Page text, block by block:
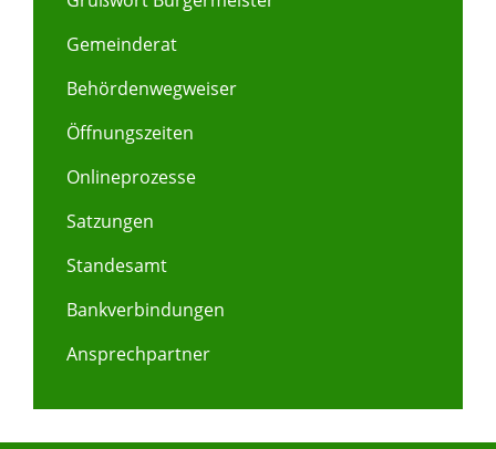
Gemeinderat
Behördenwegweiser
Öffnungszeiten
Onlineprozesse
Satzungen
Standesamt
Bankverbindungen
Ansprechpartner